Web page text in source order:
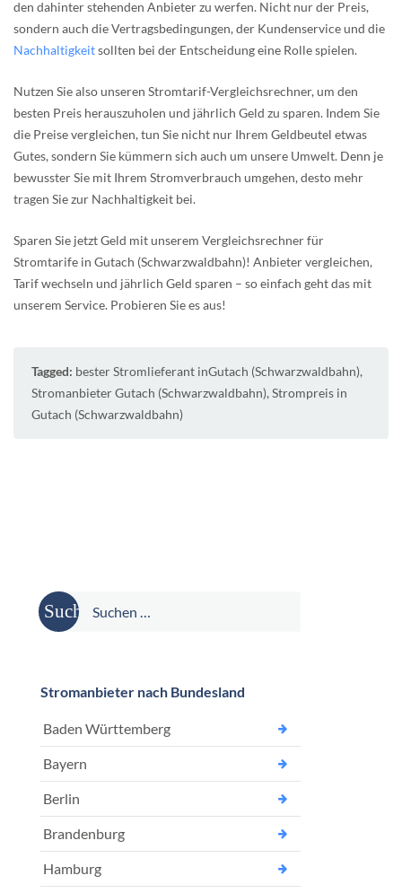
den dahinter stehenden Anbieter zu werfen. Nicht nur der Preis,
sondern auch die Vertragsbedingungen, der Kundenservice und die
Nachhaltigkeitsollten bei der Entscheidung eine Rolle spielen.
Nutzen Sie also unseren Stromtarif-Vergleichsrechner, um den
besten Preis herauszuholen und jährlich Geld zu sparen. Indem Sie
die Preise vergleichen, tun Sie nicht nur Ihrem Geldbeutel etwas
Gutes, sondern Sie kümmern sich auch um unsere Umwelt. Denn je
bewusster Sie mit Ihrem Stromverbrauch umgehen, desto mehr
tragen Sie zur Nachhaltigkeit bei.
Sparen Sie jetzt Geld mit unserem Vergleichsrechner für
Stromtarife in Gutach (Schwarzwaldbahn)! Anbieter vergleichen,
Tarif wechseln und jährlich Geld sparen – so einfach geht das mit
unserem Service. Probieren Sie es aus!
Tagged: bester Stromlieferant inGutach (Schwarzwaldbahn),
Stromanbieter Gutach (Schwarzwaldbahn), Strompreis in
Gutach (Schwarzwaldbahn)
Suche
nach:
Stromanbieter nach Bundesland
Baden Württemberg
Bayern
Berlin
Brandenburg
Hamburg